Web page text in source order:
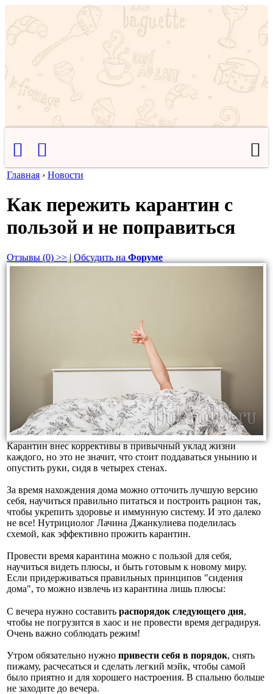
Главная › Новости
Как пережить карантин с
пользой и не поправиться
Отзывы (0) >> | Обсудить на Форуме
Карантин внес коррективы в привычный уклад жизни
каждого, но это не значит, что стоит поддаваться унынию и
опустить руки, сидя в четырех стенах.
За время нахождения дома можно отточить лучшую версию
себя, научиться правильно питаться и построить рацион так,
чтобы укрепить здоровье и иммунную систему. И это далеко
не все! Нутрициолог Лачина Джанкулиева поделилась
схемой, как эффективно прожить карантин.
Провести время карантина можно с пользой для себя,
научиться видеть плюсы, и быть готовым к новому миру.
Если придерживаться правильных принципов "сидения
дома", то можно извлечь из карантина лишь плюсы:
С вечера нужно составить распорядок следующего дня,
чтобы не погрузится в хаос и не провести время деградируя.
Очень важно соблюдать режим!
Утром обязательно нужно привести себя в порядок, снять
пижаму, расчесаться и сделать легкий мэйк, чтобы самой
было приятно и для хорошего настроения. В спальню больше
не заходите до вечера.